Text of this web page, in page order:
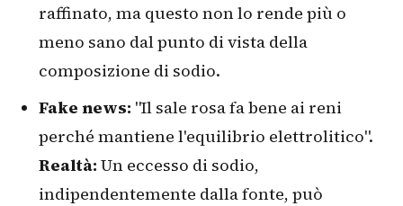
raffinato, ma questo non lo rende più o
meno sano dal punto di vista della
composizione di sodio.
Fake news: "Il sale rosa fa bene ai reni
perché mantiene l'equilibrio elettrolitico".
Realtà: Un eccesso di sodio,
indipendentemente dalla fonte, può